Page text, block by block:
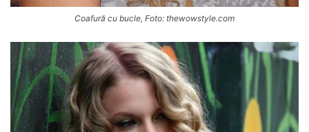
Coafură cu bucle, Foto: thewowstyle.com